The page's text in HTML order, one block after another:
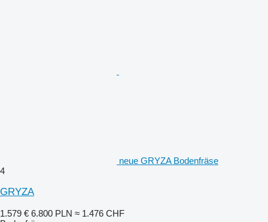
neue GRYZA Bodenfräse
4
GRYZA
1.579 € 6.800 PLN ≈ 1.476 CHF